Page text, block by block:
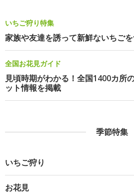
いちご狩り特集
家族や友達を誘って新鮮ないちご
全国お花見ガイド
見頃時期がわかる！全国1400カ所
ット情報を掲載
季節特集
いちご狩り
お花見